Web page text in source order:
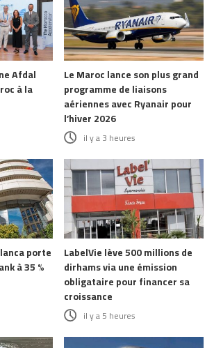
Afdal
à la
Le Maroc lance son plus grand
programme de liaisons
aériennes avec Ryanair pour
l’hiver 2026
il y a 3 heures
porte
à 35 %
LabelVie lève 500 millions de
dirhams via une émission
obligataire pour financer sa
croissance
il y a 5 heures